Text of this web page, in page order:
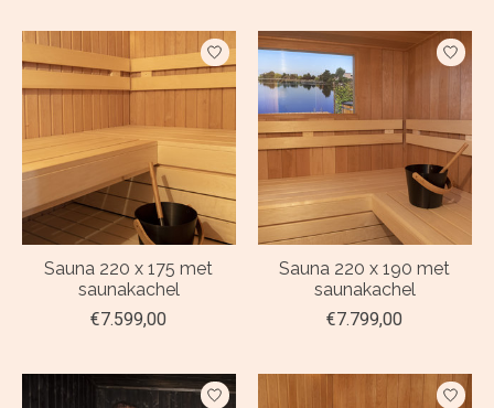
Sauna 220 x 175 met
saunakachel
€7.599,00
Sauna 220 x 190 met
saunakachel
€7.799,00